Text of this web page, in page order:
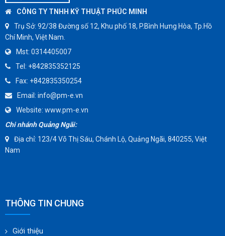
DYNO
WEFLO
SENSUS
TOMOE
SUNPASS
AMMETE
CÔNG TY TNHH KỸ THUẬT PHÚC MINH
Trụ Sở: 92/38 Đường số 12, Khu phố 18, P.Bình Hưng Hòa, Tp.Hồ
Chí Minh, Việt Nam.
Mst: 0314405007
Tel: +842835352125
Fax: +842835350254
Email: info@pm-e.vn
Website: www.pm-e.vn
Chi nhánh Quảng Ngãi:
Địa chỉ: 123/4 Võ Thị Sáu, Chánh Lộ, Quảng Ngãi, 840255, Việt
Nam
THÔNG TIN CHUNG
Giới thiệu